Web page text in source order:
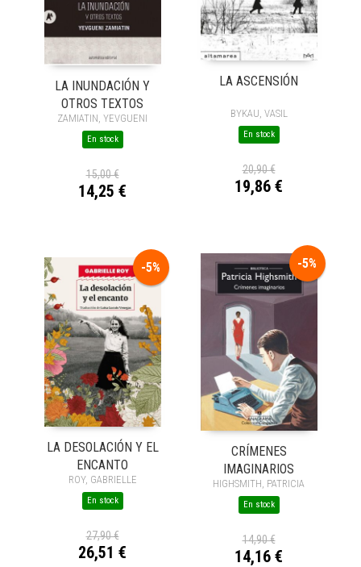
LA INUNDACIÓN Y
OTROS TEXTOS
ZAMIATIN, YEVGUENI
En stock
15,00 €
14,25 €
LA ASCENSIÓN
BYKAU, VASIL
En stock
20,90 €
19,86 €
-5%
LA DESOLACIÓN Y EL
ENCANTO
ROY, GABRIELLE
En stock
27,90 €
26,51 €
-5%
CRÍMENES
IMAGINARIOS
HIGHSMITH, PATRICIA
En stock
14,90 €
14,16 €